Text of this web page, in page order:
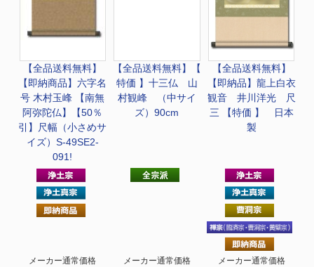
【全品送料無料】
【即納商品】六字名
号 木村玉峰 【南無
阿弥陀仏】【50％
引】尺幅（小さめサ
イズ）S-49SE2-
091!
メーカー通常価格
【全品送料無料】
【
特価 】十三仏 山
村観峰 （中サイ
ズ）90cm
メーカー通常価格
【全品送料無料】
【即納品】龍上白衣
観音 井川洋光 尺
三 【特価 】 日本
製
メーカー通常価格